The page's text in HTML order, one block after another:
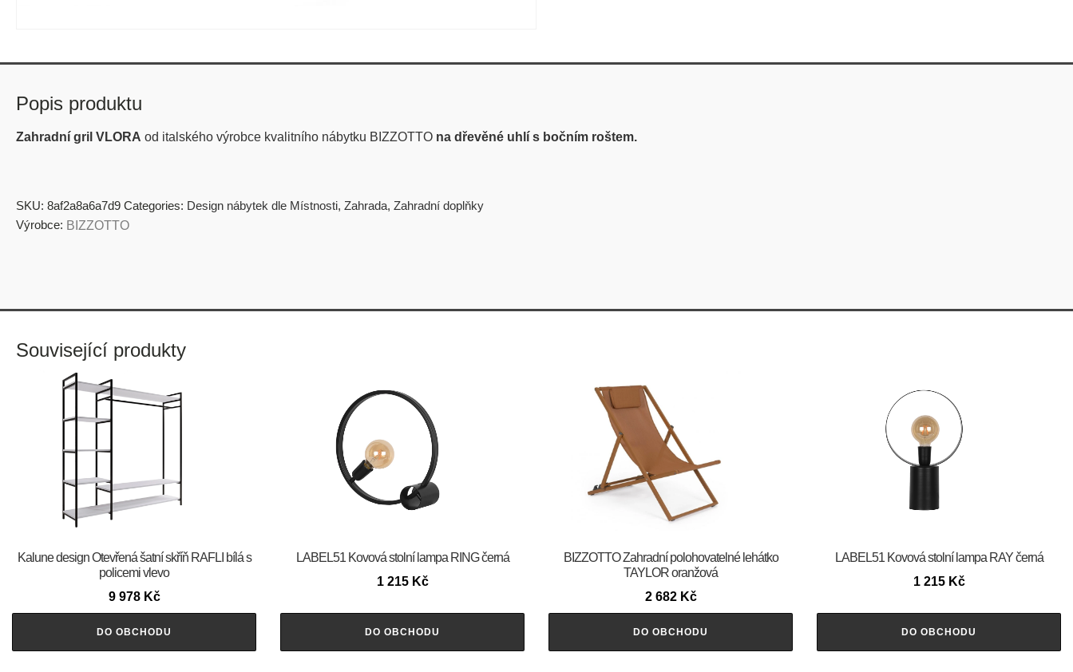
Popis produktu
Zahradní gril VLORA od italského výrobce kvalitního nábytku BIZZOTTO na dřevěné uhlí s bočním roštem.
SKU: 8af2a8a6a7d9 Categories: Design nábytek dle Místnosti, Zahrada, Zahradní doplňky
Výrobce: BIZZOTTO
Související produkty
Kalune design Otevřená šatní skříň RAFLI bílá s
policemi vlevo
9 978 Kč
DO OBCHODU
LABEL51 Kovová stolní lampa RING černá
1 215 Kč
DO OBCHODU
BIZZOTTO Zahradní polohovatelné lehátko
TAYLOR oranžová
2 682 Kč
DO OBCHODU
LABEL51 Kovová stolní lampa RAY černá
1 215 Kč
DO OBCHODU